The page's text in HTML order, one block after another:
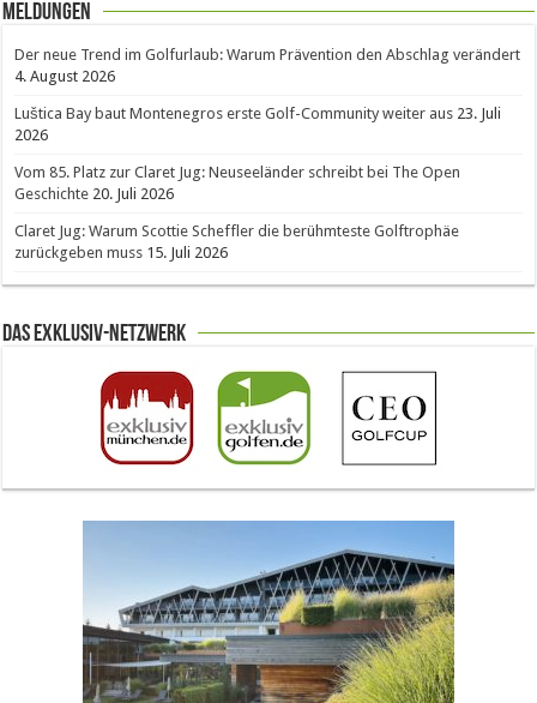
Meldungen
Der neue Trend im Golfurlaub: Warum Prävention den Abschlag verändert
4. August 2026
Luštica Bay baut Montenegros erste Golf-Community weiter aus 23. Juli
2026
Vom 85. Platz zur Claret Jug: Neuseeländer schreibt bei The Open
Geschichte 20. Juli 2026
Claret Jug: Warum Scottie Scheffler die berühmteste Golftrophäe
zurückgeben muss 15. Juli 2026
Das Exklusiv-Netzwerk